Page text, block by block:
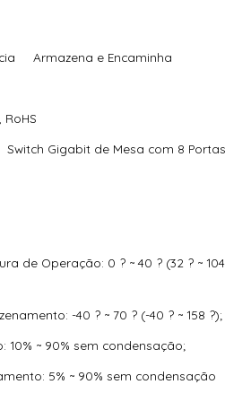
Ds-3E0326P-E/M(B) 24 Portas
8 Portas 10/100Mbps –
Tl-Sg108E 10/100/1000 Mbps –
16 Portas Gigabit 10/100/1000
– Tpn0022
16 Portas Gigabit 10/100/1000
Armazena e Encaminha
Gigabit de Mesa com 8 Portas
de Operação: 0 ? ~ 40 ? (32 ? ~ 104
-40 ? ~ 70 ? (-40 ? ~ 158 ?);
10% ~ 90% sem condensação;
5% ~ 90% sem condensação